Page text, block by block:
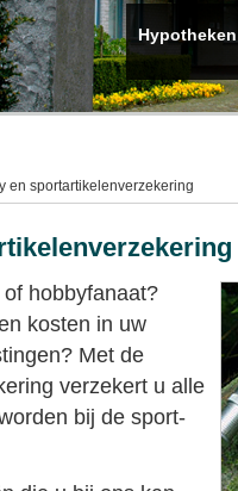
Hypotheken
en sportartikelenverzekering
hobbyfanaat?
kosten in uw
Met de
verzekert u alle
bij de sport-